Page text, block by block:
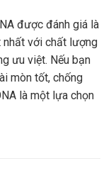
được đánh giá là
nhất với chất lượng
ưu việt. Nếu bạn
mòn tốt, chống
là một lựa chọn